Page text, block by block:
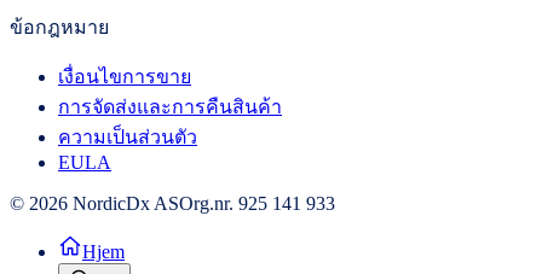
ข้อกฎหมาย
เงื่อนไขการขาย
การจัดส่งและการคืนสินค้า
ความเป็นส่วนตัว
EULA
© 2026 NordicDx ASOrg.nr. 925 141 933
Hjem